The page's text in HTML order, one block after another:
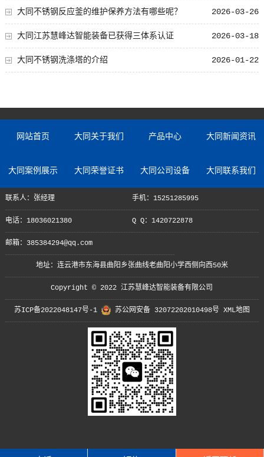
2026-03-26
大同不锈钢反应釜的维护保养方法有哪些呢？
2026-03-18
大同江苏慧峰达智能装备已获得三体系认证
2026-01-22
大同不锈钢洗涤塔的介绍
网站首页 大同关于我们 产品中心 大同新闻资讯
大同案例展示 大同荣誉证书 大同公司设备 大同联系我们
联系人：张经理 手机：15251285995
电话：18036021380 Q Q：1420722878
邮箱：385384294@qq.com
地址：连云港市东海县曲阳乡张曲线老曲阳小学西侧向西50米
Copyright © 2022 江苏慧峰达智能装备有限公司
苏ICP备2022048147号-1 苏公网安备 32072202010498号 XML地图